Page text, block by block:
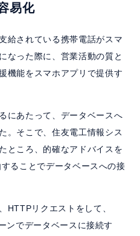
易化
給されている携帯電話がスマ
なった際に、営業活動の質と
機能をスマホアプリで提供す
にあたって、データベースへ
。そこで、住友電工情報シス
ところ、的確なアドバイスを
ることでデータベースへの接
HTTPリクエストをして、
ンでデータベースに接続す